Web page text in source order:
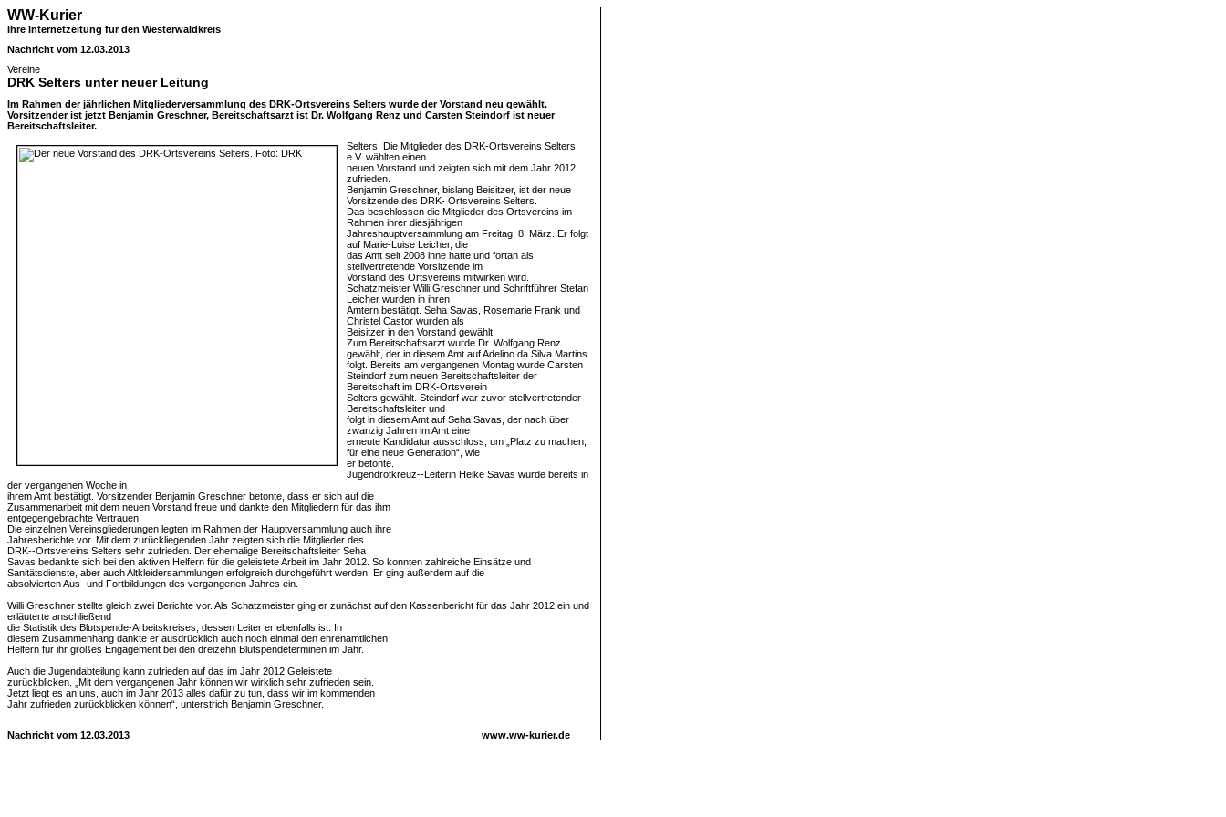
WW-Kurier
Ihre Internetzeitung für den Westerwaldkreis
Nachricht vom 12.03.2013
Vereine
DRK Selters unter neuer Leitung
Im Rahmen der jährlichen Mitgliederversammlung des DRK-Ortsvereins Selters wurde der Vorstand neu gewählt.
Vorsitzender ist jetzt Benjamin Greschner, Bereitschaftsarzt ist Dr. Wolfgang Renz und Carsten Steindorf ist neuer
Bereitschaftsleiter.
Selters. Die Mitglieder des DRK-Ortsvereins Selters
e.V. wählten einen
neuen Vorstand und zeigten sich mit dem Jahr 2012
zufrieden.
Benjamin Greschner, bislang Beisitzer, ist der neue
Vorsitzende des DRK-­ Ortsvereins Selters.
Das beschlossen die Mitglieder des Ortsvereins im
Rahmen ihrer diesjährigen
Jahreshauptversammlung am Freitag, 8. März. Er folgt
auf Marie-Luise Leicher, die
das Amt seit 2008 inne hatte und fortan als
stellvertretende Vorsitzende im
Vorstand des Ortsvereins mitwirken wird.
Schatzmeister Willi Greschner und Schriftführer Stefan
Leicher wurden in ihren
Ämtern bestätigt. Seha Savas, Rosemarie Frank und
Christel Castor wurden als
Beisitzer in den Vorstand gewählt.
Zum Bereitschaftsarzt wurde Dr. Wolfgang Renz
gewählt, der in diesem Amt auf Adelino da Silva Martins
folgt. Bereits am vergangenen Montag wurde Carsten
Steindorf zum neuen Bereitschaftsleiter der
Bereitschaft im DRK-Ortsverein
Selters gewählt. Steindorf war zuvor stellvertretender
Bereitschaftsleiter und
folgt in diesem Amt auf Seha Savas, der nach über
zwanzig Jahren im Amt eine
erneute Kandidatur ausschloss, um „Platz zu machen,
für eine neue Generation“, wie
er betonte.
Jugendrotkreuz-­‐Leiterin Heike Savas wurde bereits in
der vergangenen Woche in
ihrem Amt bestätigt. Vorsitzender Benjamin Greschner betonte, dass er sich auf die
Zusammenarbeit mit dem neuen Vorstand freue und dankte den Mitgliedern für das ihm
entgegengebrachte Vertrauen.
Die einzelnen Vereinsgliederungen legten im Rahmen der Hauptversammlung auch ihre
Jahresberichte vor. Mit dem zurückliegenden Jahr zeigten sich die Mitglieder des
DRK-­‐Ortsvereins Selters sehr zufrieden. Der ehemalige Bereitschaftsleiter Seha
Savas bedankte sich bei den aktiven Helfern für die geleistete Arbeit im Jahr 2012. So konnten zahlreiche Einsätze und
Sanitätsdienste, aber auch Altkleidersammlungen erfolgreich durchgeführt werden. Er ging außerdem auf die
absolvierten Aus-­ und Fortbildungen des vergangenen Jahres ein.
Willi Greschner stellte gleich zwei Berichte vor. Als Schatzmeister ging er zunächst auf den Kassenbericht für das Jahr 2012 ein und
erläuterte anschließend
die Statistik des Blutspende-Arbeitskreises, dessen Leiter er ebenfalls ist. In
diesem Zusammenhang dankte er ausdrücklich auch noch einmal den ehrenamtlichen
Helfern für ihr großes Engagement bei den dreizehn Blutspendeterminen im Jahr.
Auch die Jugendabteilung kann zufrieden auf das im Jahr 2012 Geleistete
zurückblicken. „Mit dem vergangenen Jahr können wir wirklich sehr zufrieden sein.
Jetzt liegt es an uns, auch im Jahr 2013 alles dafür zu tun, dass wir im kommenden
Jahr zufrieden zurückblicken können“, unterstrich Benjamin Greschner.
Nachricht vom 12.03.2013 www.ww-kurier.de